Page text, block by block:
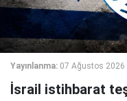
Yayınlanma: 07 Ağustos 2026
İsrail istihbarat